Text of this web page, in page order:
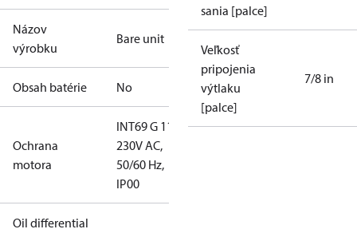
Názov
výrobku
Bare unit
Obsah batérie No
Ochrana
motora
INT69 G 115-
230V AC,
50/60 Hz,
IP00
Oil differential
sania [palce]
Veľkosť
pripojenia
výtlaku
[palce]
7/8 in